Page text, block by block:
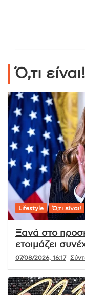
Ό,τι είναι!
Lifestyle Ό,τι είναι!
Ξανά στο
ετοιμάζει
07/08/2026, 16:17